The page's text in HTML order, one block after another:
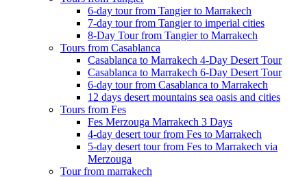
6-day tour from Tangier to Marrakech
7-day tour from Tangier to imperial cities
8-Day Tour from Tangier to Marrakech
Tours from Casablanca
Casablanca to Marrakech 4-Day Desert Tour
Casablanca to Marrakech 6-Day Desert Tour
6-day tour from Casablanca to Marrakech
12 days desert mountains sea oasis and cities
Tours from Fes
Fes Merzouga Marrakech 3 Days
4-day desert tour from Fes to Marrakech
5-day desert tour from Fes to Marrakech via
Merzouga
Tour from marrakech